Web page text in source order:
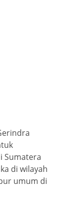
Sumatera
di wilayah
umum di